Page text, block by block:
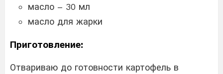
масло – 30 мл
масло для жарки
Приготовление:
Отвариваю до готовности картофель в